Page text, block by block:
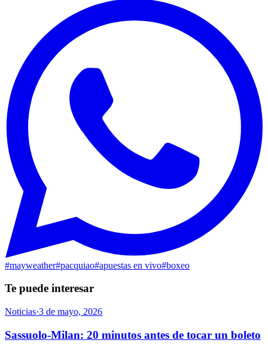
#mayweather#pacquiao#apuestas en vivo#boxeo
Te puede interesar
Noticias·3 de mayo, 2026
Sassuolo-Milan: 20 minutos antes de tocar un boleto